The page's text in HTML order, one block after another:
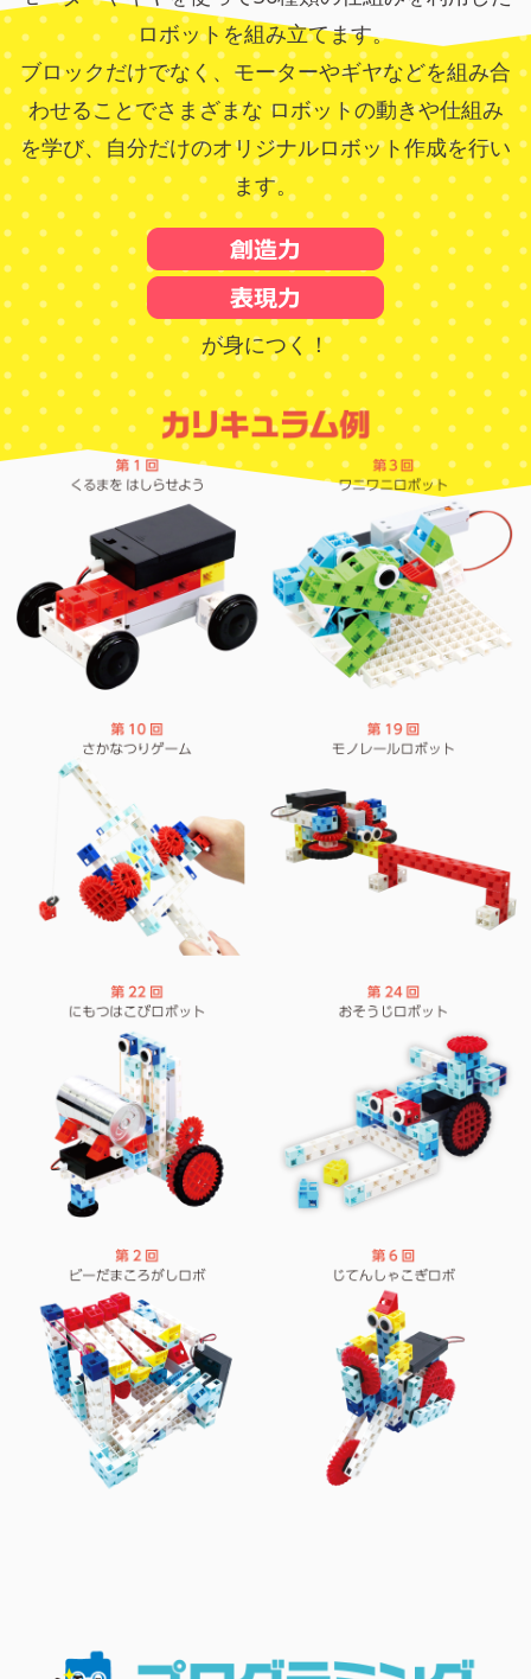
ロボットを組み立てます。
ブロックだけでなく、モーターやギヤなどを組み合
わせることでさまざまな ロボットの動きや仕組み
を学び、自分だけのオリジナルロボット作成を行い
ます。
が身につく！